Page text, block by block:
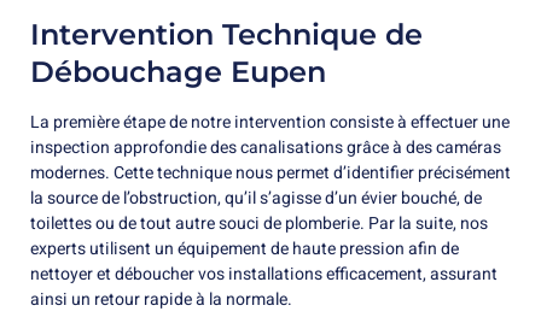
Intervention Technique de
Débouchage Eupen
La première étape de notre intervention consiste à effectuer une
inspection approfondie des canalisations grâce à des caméras
modernes. Cette technique nous permet d’identifier précisément
la source de l’obstruction, qu’il s’agisse d’un évier bouché, de
toilettes ou de tout autre souci de plomberie. Par la suite, nos
experts utilisent un équipement de haute pression afin de
nettoyer et déboucher vos installations efficacement, assurant
ainsi un retour rapide à la normale.